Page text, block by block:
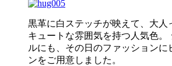
黒革に白ステッチが映えて、大人
キュートな雰囲気を持つ人気色。
ルにも、その日のファッションに
ンをご用意しました。